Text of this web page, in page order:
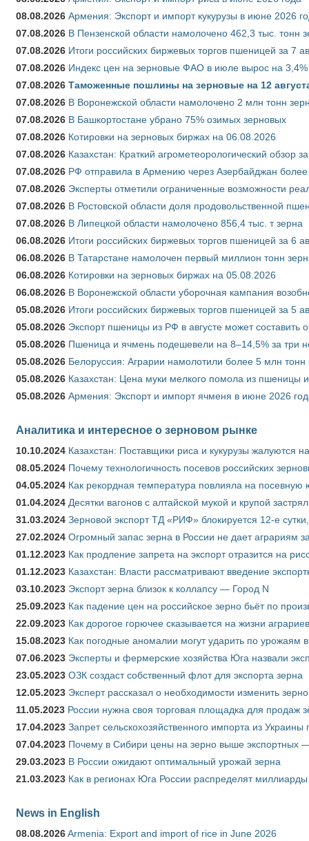
08.08.2026 Армения: Экспорт и импорт кукурузы в июне 2026
07.08.2026 В Пензенской области намолочено 462,3 тыс. тонн
07.08.2026 Итоги российских биржевых торгов пшеницей за 7
07.08.2026 Индекс цен на зерновые ФАО в июле вырос на 3,4%
07.08.2026 Таможенные пошлины на зерновые на 12
07.08.2026 В Воронежской области намолочено 2 млн тонн
07.08.2026 В Башкортостане убрано 75% озимых зерновых
07.08.2026 Котировки на зерновых биржах на 06.08.2026
07.08.2026 Казахстан: Краткий агрометеорологический обзор
07.08.2026 РФ отправила в Армению через Азербайджан более
07.08.2026 Эксперты отметили ограниченные возможности
07.08.2026 В Ростовской области доля продовольственной
07.08.2026 В Липецкой области намолочено 856,4 тыс. т зерна
06.08.2026 Итоги российских биржевых торгов пшеницей за 6
06.08.2026 В Татарстане намолочен первый миллион тонн
06.08.2026 Котировки на зерновых биржах на 05.08.2026
06.08.2026 В Воронежской области уборочная кампания
05.08.2026 Итоги российских биржевых торгов пшеницей за 5
05.08.2026 Экспорт пшеницы из РФ в августе может составить
05.08.2026 Пшеница и ячмень подешевели на 8–14,5% за три
05.08.2026 Белоруссия: Аграрии намолотили более 5 млн тонн
05.08.2026 Казахстан: Цена муки мелкого помола из пшеницы
05.08.2026 Армения: Экспорт и импорт ячменя в июне 2026
Аналитика и интересное о зерновом рынке
10.10.2024 Казахстан: Поставщики риса и кукурузы жалуются
08.05.2024 Почему технологичность посевов российских
04.05.2024 Как рекордная температура повлияла на
01.04.2024 Десятки вагонов с алтайской мукой и крупой
31.03.2024 Зерновой экспорт ТД «РИФ» блокируется 12-е
27.02.2024 Огромный запас зерна в России не дает аграриям
01.12.2023 Как продление запрета на экспорт отразится на
01.12.2023 Казахстан: Власти рассматривают введение
03.10.2023 Экспорт зерна близок к коллапсу — Город N
25.09.2023 Как падение цен на российское зерно бьёт по
22.09.2023 Как дорогое горючее сказывается на жизни аграриев
15.08.2023 Как погодные аномалии могут ударить по урожаям
07.06.2023 Эксперты и фермерские хозяйства Юга назвали
23.05.2023 ОЗК создаст собственный флот для экспорта зерна
12.05.2023 Эксперт рассказал о необходимости изменить
11.05.2023 России нужна своя торговая площадка для продаж
17.04.2023 Запрет сельскохозяйственного импорта из
07.04.2023 Почему в Сибири цены на зерно выше экспортных
29.03.2023 В России ожидают оптимальный урожай зерна
21.03.2023 Как в регионах Юга России распределят
News in English
08.08.2026Armenia: Export and import of rice in June 2026